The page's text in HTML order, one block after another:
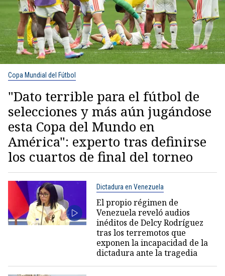
Copa Mundial del Fútbol
"Dato terrible para el fútbol de
selecciones y más aún jugándose
esta Copa del Mundo en
América": experto tras definirse
los cuartos de final del torneo
Dictadura en Venezuela
El propio régimen de
Venezuela reveló audios
inéditos de Delcy Rodríguez
tras los terremotos que
exponen la incapacidad de la
dictadura ante la tragedia